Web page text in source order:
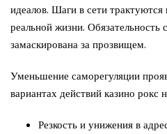
идеалов. Шаги в сети трактуются
реальной жизни. Обязательность
замаскирована за прозвищем.
Уменьшение саморегуляции
вариантах действий казино рокс
Резкость и унижения в